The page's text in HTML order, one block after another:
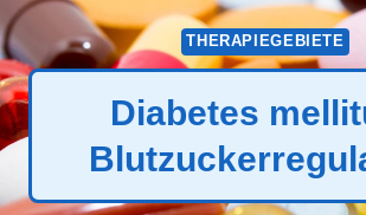
THERAPIEGEBIETE
Diabetes